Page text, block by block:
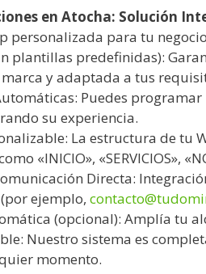
en Atocha: Solución
personalizada para tu
plantillas predefinidas):
y adaptada a tus
Puedes
su experiencia.
La estructura de
«INICIO», «SERVICIOS»,
Directa:
ejemplo,
(opcional): Amplía tu
Nuestro sistema es
momento.